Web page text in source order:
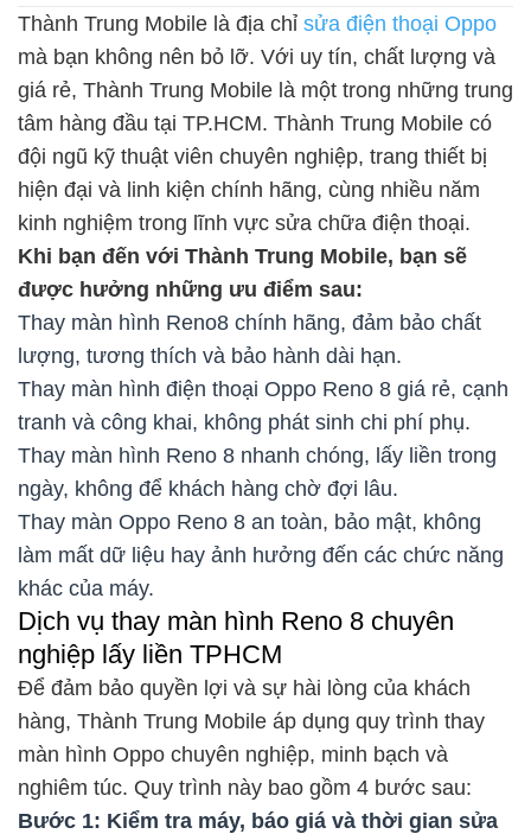
Thành Trung Mobile là địa chỉ sửa điện thoại Oppo
mà bạn không nên bỏ lỡ. Với uy tín, chất lượng và
giá rẻ, Thành Trung Mobile là một trong những trung
tâm hàng đầu tại TP.HCM. Thành Trung Mobile có
đội ngũ kỹ thuật viên chuyên nghiệp, trang thiết bị
hiện đại và linh kiện chính hãng, cùng nhiều năm
kinh nghiệm trong lĩnh vực sửa chữa điện thoại.
Khi bạn đến với Thành Trung Mobile, bạn sẽ
được hưởng những ưu điểm sau:
Thay màn hình Reno8 chính hãng, đảm bảo chất
lượng, tương thích và bảo hành dài hạn.
Thay màn hình điện thoại Oppo Reno 8 giá rẻ, cạnh
tranh và công khai, không phát sinh chi phí phụ.
Thay màn hình Reno 8 nhanh chóng, lấy liền trong
ngày, không để khách hàng chờ đợi lâu.
Thay màn Oppo Reno 8 an toàn, bảo mật, không
làm mất dữ liệu hay ảnh hưởng đến các chức năng
khác của máy.
Dịch vụ thay màn hình Reno 8 chuyên
nghiệp lấy liền TPHCM
Để đảm bảo quyền lợi và sự hài lòng của khách
hàng, Thành Trung Mobile áp dụng quy trình thay
màn hình Oppo chuyên nghiệp, minh bạch và
nghiêm túc. Quy trình này bao gồm 4 bước sau:
Bước 1: Kiểm tra máy, báo giá và thời gian sửa